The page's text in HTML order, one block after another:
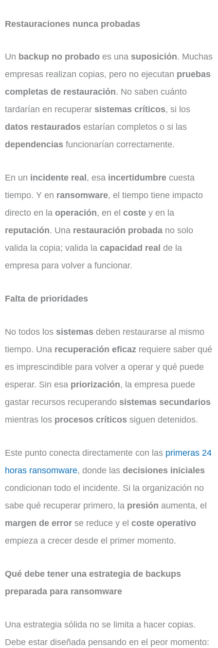
Restauraciones nunca probadas
Un backup no probado es una suposición. Muchas
empresas realizan copias, pero no ejecutan pruebas
completas de restauración. No saben cuánto
tardarían en recuperar sistemas críticos, si los
datos restaurados estarían completos o si las
dependencias funcionarían correctamente.
En un incidente real, esa incertidumbre cuesta
tiempo. Y en ransomware, el tiempo tiene impacto
directo en la operación, en el coste y en la
reputación. Una restauración probada no solo
valida la copia; valida la capacidad real de la
empresa para volver a funcionar.
Falta de prioridades
No todos los sistemas deben restaurarse al mismo
tiempo. Una recuperación eficaz requiere saber qué
es imprescindible para volver a operar y qué puede
esperar. Sin esa priorización, la empresa puede
gastar recursos recuperando sistemas secundarios
mientras los procesos críticos siguen detenidos.
Este punto conecta directamente con las primeras 24
horas ransomware, donde las decisiones iniciales
condicionan todo el incidente. Si la organización no
sabe qué recuperar primero, la presión aumenta, el
margen de error se reduce y el coste operativo
empieza a crecer desde el primer momento.
Qué debe tener una estrategia de backups
preparada para ransomware
Una estrategia sólida no se limita a hacer copias.
Debe estar diseñada pensando en el peor momento: